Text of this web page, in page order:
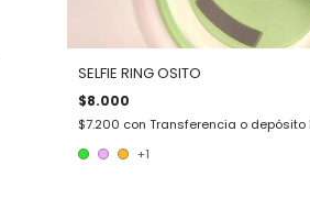
SELFIE RING OSITO
$8.000
$7.200 con Transferencia o
+1